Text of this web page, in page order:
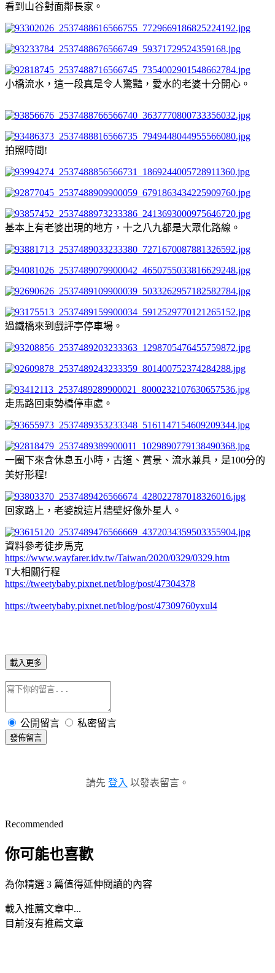
看到山谷對面鄰長家。
小橋流水，這一段真是令人驚豔，愛水的老婆十分開心。
拍照時間!
基本上有老婆出現的地方，十之八九都是大眾化路線。
過鐵橋來到戲評亭停車場。
走馬路回東勢橋停車處。
一圈下來含休息五小時，古道、賞景、流水兼具，是100分的
美好形程!
回家路上，老婆說這片牆壁好像外星人。
資料參考徒步馬克
https://www.wayfarer.idv.tw/Taiwan/2020/0329/0329.htm
T大相關行程
https://tweetybaby.pixnet.net/blog/post/47304378
https://tweetybaby.pixnet.net/blog/post/47309760yxul4
載入更多
公開留言 私密留言
發佈留言
請先 登入 以發表留言。
Recommended
你可能也喜歡
為你精選 3 篇值得延伸閱讀的內容
載入推薦文章中...
目前沒有推薦文章